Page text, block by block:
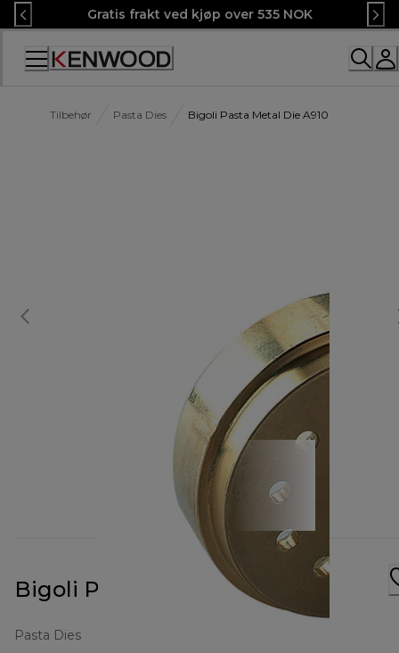
Skip
to
Content
Gratis frakt ved kjøp over 535 NOK
Tilbehør Pasta Dies Bigoli Pasta Metal Die A910
Bigoli Pasta Metal Die A910
Pasta Dies